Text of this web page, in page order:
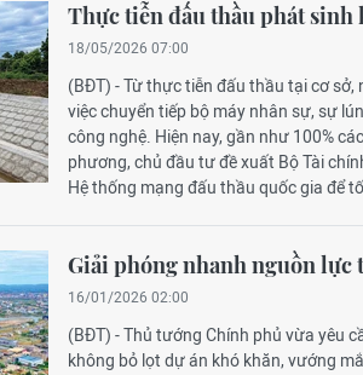
Thực tiễn đấu thầu phát sinh
18/05/2026 07:00
(BĐT) - Từ thực tiễn đấu thầu tại cơ
việc chuyển tiếp bộ máy nhân sự, sự
công nghệ. Hiện nay, gần như 100%
phương, chủ đầu tư đề xuất Bộ Tài
Hệ thống mạng đấu thầu quốc gia để
Giải phóng nhanh nguồn lực
16/01/2026 02:00
(BĐT) - Thủ tướng Chính phủ vừa yêu
không bỏ lọt dự án khó khăn, vướng